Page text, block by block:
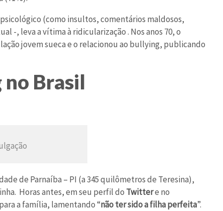
(como insultos, comentários maldosos,
-, leva a vítima à ridicularização . Nos anos 70, o
jovem sueca e o relacionou ao bullying, publicando
Brasil
de Parnaíba – PI (a 345 quilômetros de Teresina),
Horas antes, em seu perfil do Twittere no
a família, lamentando “não ter sido a filha perfeita”.